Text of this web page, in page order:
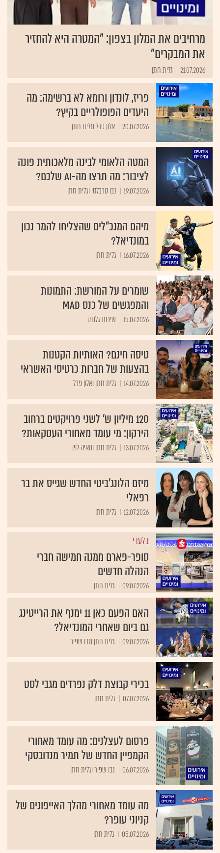
מרחיבים את המלון בצפון: "המטרה היא להחזיר
את המבקרים"
21.07.2026 גלית חתן
פריז, לונדון ורומא לא ברשימה: מה
היעדים הפופולריים בקיץ?
20.07.2026 אלון פרל וגלית חתן
המטה הלאומי לבינה מלאכותית פונה
לציבור: מה תרצו מה-AI שלכם?
19.07.2026 נבו טרבלסי וגלית חתן
מיהם המנכ"לים שהצליחו להמר נכון
במונדיאל?
16.07.2026 גלית חתן
שומרים על המורשת: התמונות
והמפגשים של כנס MAD
15.07.2026 שירות גלובס
טיסה חינם? האותיות הקטנות
בהצעות של חברות כרטיסי האשראי
14.07.2026 גלית חתן ואלון פרל
120 מיליון ש' לשני פרויקטים ברחוב
הירקון: מי עומד מאחורי העסקאות?
13.07.2026 גלית חתן ומאיה לוין
מיזם הלונג'ביטי החדש שגייס את בר
רפאלי
12.07.2026 גלית חתן
בלעדי
סופר-פארם ממנה חמישה חברי
הנהלה חדשים
09.07.2026 גלית חתן
האם הפעם כאן 11 ימנף את הרייטינג
גם ביום שאחרי המונדיאל?
09.07.2026 גלית חתן ונבו שפיר
בכירי קבוצת דלק נפרדים מגבי לסט
07.07.2026 גלית חתן
פרסום לעצלנים: מה עומד מאחורי
הקמפיין החדש של תמיר מנדובסקי
06.07.2026 נבו שפיר וגלית חתן
מה עומד מאחורי מהלך האייפונים של
קניוני עופר?
05.07.2026 גלית חתן